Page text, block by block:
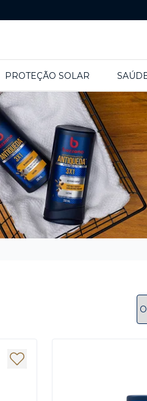
PROTEÇÃO SOLAR